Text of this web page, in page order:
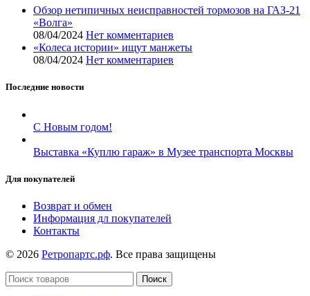
Обзор нетипичных неисправностей тормозов на ГАЗ-21
«Волга»
08/04/2024 Нет комментариев
«Колеса истории» ищут манжеты
08/04/2024 Нет комментариев
Последние новости
С Новым годом!
Выставка «Куплю гараж» в Музее транспорта Москвы
Для покупателей
Возврат и обмен
Информация дл покупателей
Контакты
© 2026 Ретропартс.рф. Все права защищены
Поиск